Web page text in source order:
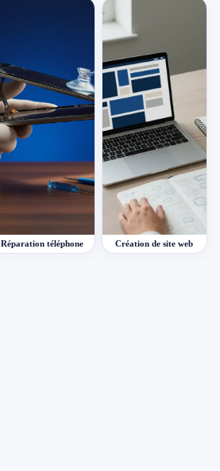
Réparation téléphone Création de site web